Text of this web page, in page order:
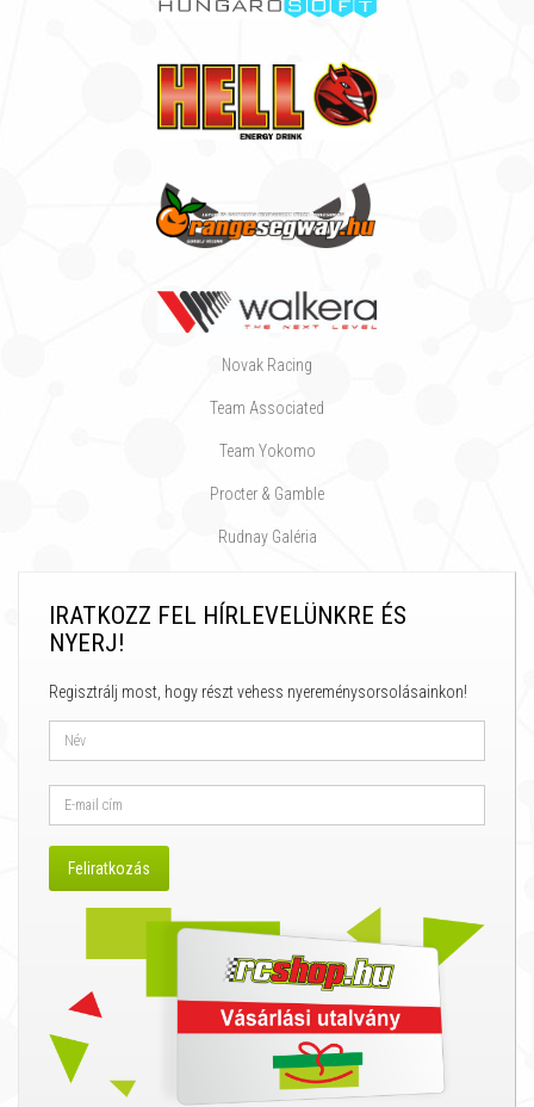
Novak Racing
Team Associated
Team Yokomo
Procter & Gamble
Rudnay Galéria
IRATKOZZ FEL HÍRLEVELÜNKRE ÉS
NYERJ!
Regisztrálj most, hogy részt vehess nyereménysorsolásainkon!